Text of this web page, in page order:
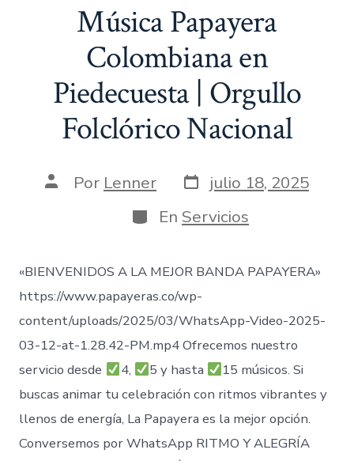
Música Papayera
Colombiana en
Piedecuesta | Orgullo
Folclórico Nacional
AutorPor Lenner Fecha
de
publicación
julio 18, 2025
Categorías
En Servicios
«BIENVENIDOS A LA MEJOR BANDA PAPAYERA»
https://www.papayeras.co/wp-
content/uploads/2025/03/WhatsApp-Video-2025-
03-12-at-1.28.42-PM.mp4 Ofrecemos nuestro
servicio desde
4, 5 y hasta
15 músicos. Si
buscas animar tu celebración con ritmos vibrantes y
llenos de energía, La Papayera es la mejor opción.
Conversemos por WhatsApp RITMO Y ALEGRÍA